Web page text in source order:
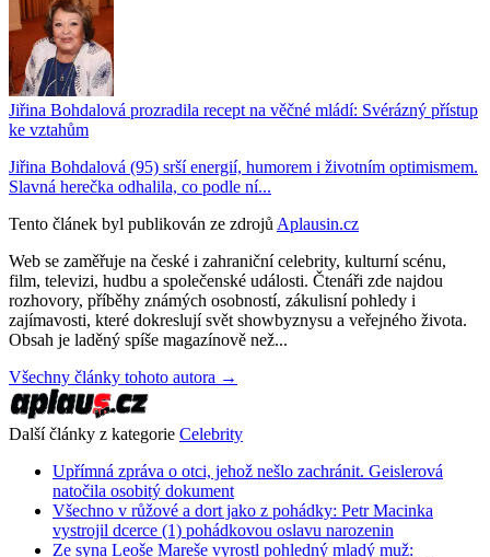
Jiřina Bohdalová prozradila recept na věčné mládí: Svérázný přístup
ke vztahům
Jiřina Bohdalová (95) srší energií, humorem i životním optimismem.
Slavná herečka odhalila, co podle ní...
Tento článek byl publikován ze zdrojů Aplausin.cz
Web se zaměřuje na české i zahraniční celebrity, kulturní scénu,
film, televizi, hudbu a společenské události. Čtenáři zde najdou
rozhovory, příběhy známých osobností, zákulisní pohledy i
zajímavosti, které dokreslují svět showbyznysu a veřejného života.
Obsah je laděný spíše magazínově než...
Všechny články tohoto autora →
Další články z kategorie Celebrity
Upřímná zpráva o otci, jehož nešlo zachránit. Geislerová
natočila osobitý dokument
Všechno v růžové a dort jako z pohádky: Petr Macinka
vystrojil dcerce (1) pohádkovou oslavu narozenin
Ze syna Leoše Mareše vyrostl pohledný mladý muž: